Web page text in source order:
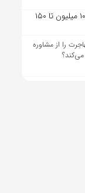
ریزش در بازار خودرو ادامه دارد؛ از ۱۰ میلیون تا ۱۵۰
را از مشاوره
می‌کند؟